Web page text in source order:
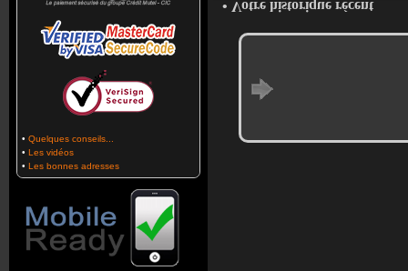
• Quelques conseils...
• Les vidéos
• Les bonnes adresses
• Votre historique récent